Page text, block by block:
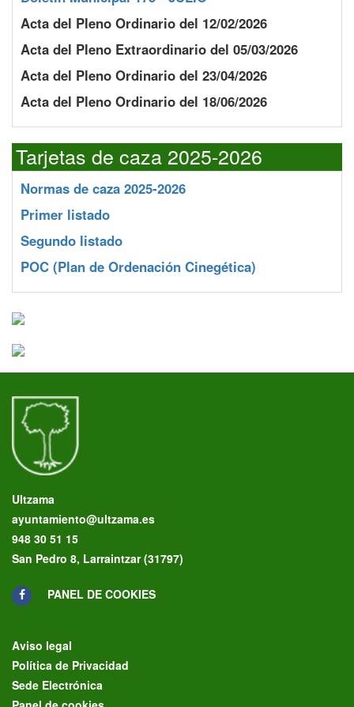
Acta del Pleno Ordinario del 12/02/2026
Acta del Pleno Extraordinario del 05/03/2026
Acta del Pleno Ordinario del 23/04/2026
Acta del Pleno Ordinario del 18/06/2026
Tarjetas de caza 2025-2026
Normas de caza 2025-2026
Primer listado
Segundo listado
POC (Plan de Ordenación Cinegética)
Ultzama
ayuntamiento@ultzama.es
948 30 51 15
San Pedro 8, Larraintzar (31797)
PANEL DE COOKIES
Aviso legal
Política de Privacidad
Sede Electrónica